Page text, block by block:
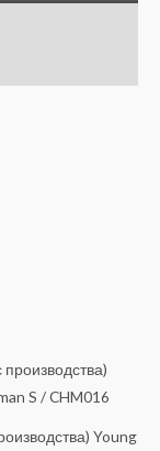
Young